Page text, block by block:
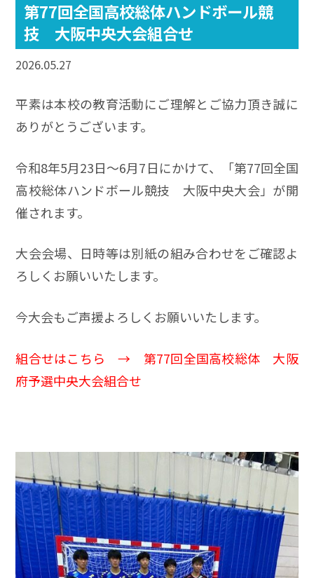
第77回全国高校総体ハンドボール競
技 大阪中央大会組合せ
2026.05.27
平素は本校の教育活動にご理解とご協力頂き誠に
ありがとうございます。
令和8年5月23日～6月7日にかけて、「第77回全国
高校総体ハンドボール競技 大阪中央大会」が開
催されます。
大会会場、日時等は別紙の組み合わせをご確認よ
ろしくお願いいたします。
今大会もご声援よろしくお願いいたします。
組合せはこちら → 第77回全国高校総体 大阪
府予選中央大会組合せ